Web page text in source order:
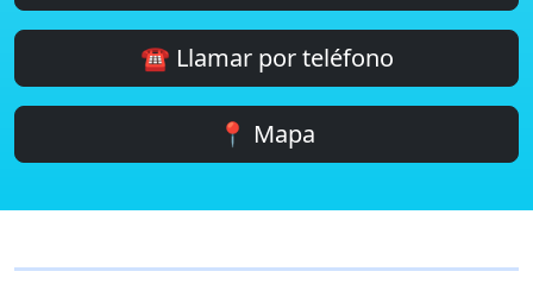
☎️ Llamar por teléfono
📍 Mapa